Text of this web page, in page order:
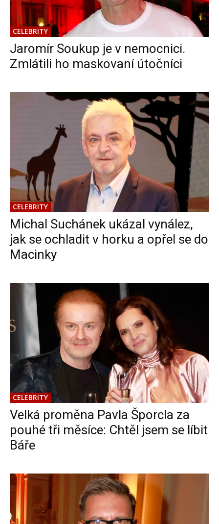
CELEBRITY
Jaromír Soukup je v nemocnici.
Zmlátili ho maskovaní útočníci
CELEBRITY
Michal Suchánek ukázal vynález,
jak se ochladit v horku a opřel se do
Macinky
CELEBRITY
Velká proměna Pavla Šporcla za
pouhé tři měsíce: Chtěl jsem se líbit
Báře